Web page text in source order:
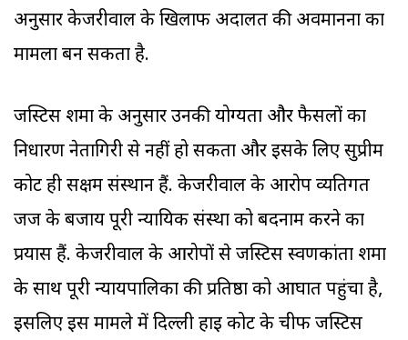
अनुसार केजरीवाल के खिलाफ अदालत की अवमानना का
मामला बन सकता है.
जस्टिस शर्मा के अनुसार उनकी योग्यता और फैसलों का
निर्धारण नेतागिरी से नहीं हो सकता और इसके लिए सुप्रीम
कोर्ट ही सक्षम संस्थान हैं. केजरीवाल के आरोप व्यतिगत
जज के बजाय पूरी न्यायिक संस्था को बदनाम करने का
प्रयास हैं. केजरीवाल के आरोपों से जस्टिस स्वर्णकांता शर्मा
के साथ पूरी न्यायपालिका की प्रतिष्ठा को आघात पहुंचा है,
इसलिए इस मामले में दिल्ली हाई कोर्ट के चीफ जस्टिस